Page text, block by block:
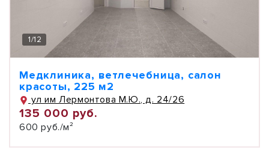
1/12
Медклиника, ветлечебница, салон
красоты, 225 м2
ул им Лермонтова М.Ю., д. 24/26
135 000 руб.
600 руб./м²